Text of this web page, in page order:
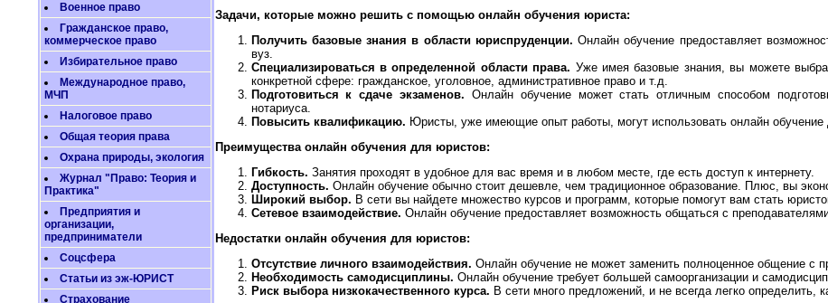
Военное право
Гражданское право,
коммерческое право
Избирательное право
Международное право,
МЧП
Налоговое право
Общая теория права
Охрана природы, экология
Журнал "Право: Теория и
Практика"
Предприятия и
организации,
предприниматели
Соцсфера
Статьи из эж-ЮРИСТ
Страхование
Задачи, которые можно решить с помощью онлайн обучения юриста:
Получить базовые знания в области юриспруденции. Онлайн обучение предоставляет
вуз.
Специализироваться в определенной области права. Уже имея базовые знания, вы можете
конкретной сфере: гражданское, уголовное, административное право и т.д.
Подготовиться к сдаче экзаменов. Онлайн обучение может стать отличным способом
нотариуса.
Повысить квалификацию. Юристы, уже имеющие опыт работы, могут использовать онлайн
Преимущества онлайн обучения для юристов:
Гибкость. Занятия проходят в удобное для вас время и в любом месте, где есть доступ к интернету.
Доступность. Онлайн обучение обычно стоит дешевле, чем традиционное образование. Плюс, вы
Широкий выбор. В сети вы найдете множество курсов и программ, которые помогут вам стать
Сетевое взаимодействие. Онлайн обучение предоставляет возможность общаться с
Недостатки онлайн обучения для юристов:
Отсутствие личного взаимодействия. Онлайн обучение не может заменить полноценное общение с
Необходимость самодисциплины. Онлайн обучение требует большей самоорганизации и
Риск выбора низкокачественного курса. В сети много предложений, и не всегда легко определить,